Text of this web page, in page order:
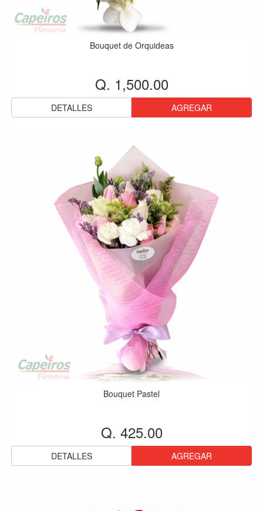
Bouquet de Orquideas
Q. 1,500.00
DETALLES AGREGAR
Bouquet Pastel
Q. 425.00
DETALLES AGREGAR